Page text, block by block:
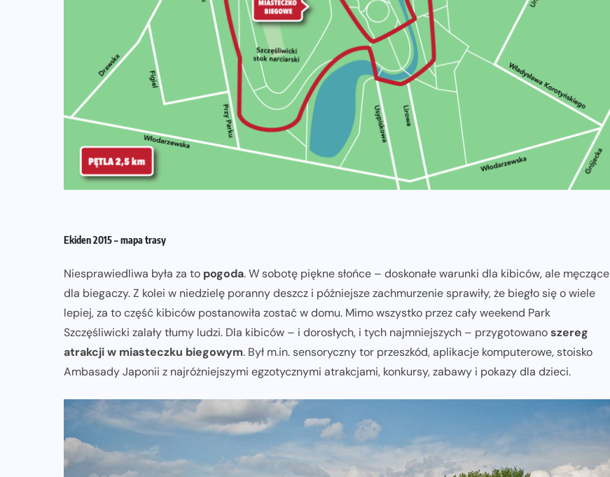
Ekiden 2015 – mapa trasy
Niesprawiedliwa była za to pogoda. W sobotę piękne słońce – doskonałe warunki dla kibiców, ale męczące
dla biegaczy. Z kolei w niedzielę poranny deszcz i późniejsze zachmurzenie sprawiły, że biegło się o wiele
lepiej, za to część kibiców postanowiła zostać w domu. Mimo wszystko przez cały weekend Park
Szczęśliwicki zalały tłumy ludzi. Dla kibiców – i dorosłych, i tych najmniejszych – przygotowanoszereg
atrakcji w miasteczku biegowym. Był m.in. sensoryczny tor przeszkód, aplikacje komputerowe, stoisko
Ambasady Japonii z najróżniejszymi egzotycznymi atrakcjami, konkursy, zabawy i pokazy dla dzieci.